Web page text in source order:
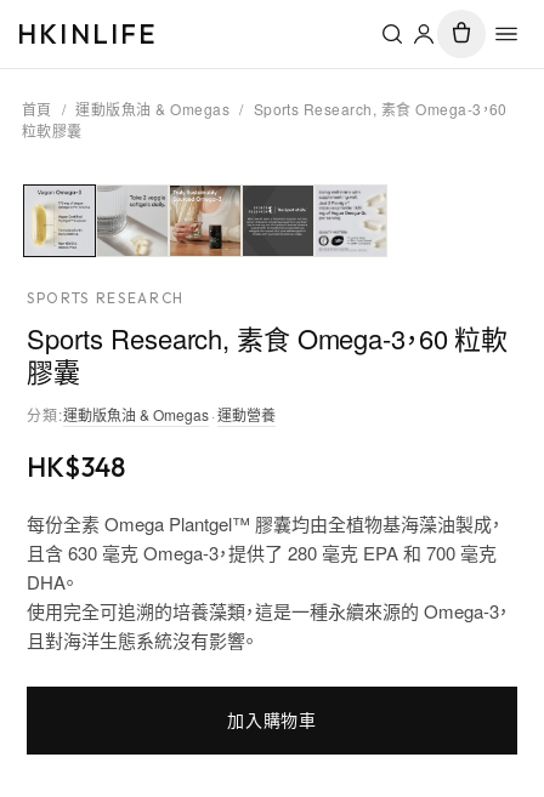
HKINLIFE
首頁 / 運動版魚油 & Omegas / Sports Research, 素食 Omega-3，60
粒軟膠囊
SPORTS RESEARCH
Sports Research, 素食 Omega-3，60 粒軟
膠囊
分類:運動版魚油 & Omegas·運動營養
HK$348
每份全素 Omega Plantgel™ 膠囊均由全植物基海藻油製成，
且含 630 毫克 Omega-3，提供了 280 毫克 EPA 和 700 毫克
DHA。
使用完全可追溯的培養藻類，這是一種永續來源的 Omega-3，
且對海洋生態系統沒有影響。
加入購物車